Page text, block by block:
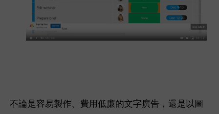
不論是容易製作、費用低廉的文字廣告，還是以圖